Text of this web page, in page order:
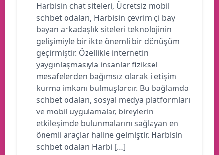
Harbisin chat siteleri, Ücretsiz mobil
sohbet odaları, Harbisin çevrimiçi bay
bayan arkadaşlık siteleri teknolojinin
gelişimiyle birlikte önemli bir dönüşüm
geçirmiştir. Özellikle internetin
yaygınlaşmasıyla insanlar fiziksel
mesafelerden bağımsız olarak iletişim
kurma imkanı bulmuşlardır. Bu bağlamda
sohbet odaları, sosyal medya platformları
ve mobil uygulamalar, bireylerin
etkileşimde bulunmalarını sağlayan en
önemli araçlar haline gelmiştir. Harbisin
sohbet odaları Harbi […]